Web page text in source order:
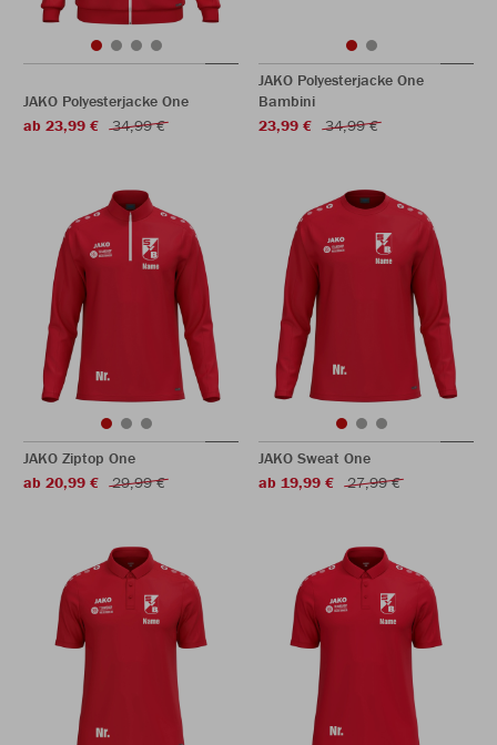
JAKO Polyesterjacke One
ab 23,99 €
34,99 €
JAKO Polyesterjacke One
Bambini
23,99 €
34,99 €
JAKO Ziptop One
ab 20,99 €
29,99 €
JAKO Sweat One
ab 19,99 €
27,99 €